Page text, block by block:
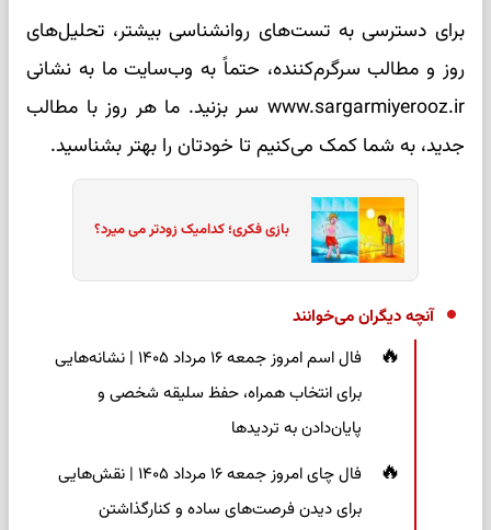
برای دسترسی به تست‌های روانشناسی بیشتر، تحلیل‌های
روز و مطالب سرگرم‌کننده، حتماً به وب‌سایت ما به نشانی
www.sargarmiyerooz.ir سر بزنید. ما هر روز با مطالب
جدید، به شما کمک می‌کنیم تا خودتان را بهتر بشناسید.
بازی فکری؛ کدامیک زودتر می میرد؟
آنچه دیگران می‌خوانند
فال اسم امروز جمعه ۱۶ مرداد ۱۴۰۵ | نشانه‌هایی
برای انتخاب همراه، حفظ سلیقه شخصی و
پایان‌دادن به تردیدها
فال چای امروز جمعه ۱۶ مرداد ۱۴۰۵ | نقش‌هایی
برای دیدن فرصت‌های ساده و کنارگذاشتن